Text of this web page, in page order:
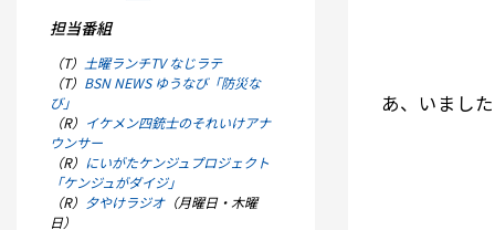
担当番組
（T） 土曜ランチTV なじラテ
（T） BSN NEWS ゆうなび「防災な
び」
（R） イケメン四銃士のそれいけアナ
ウンサー
（R） にいがたケンジュプロジェクト
「ケンジュがダイジ」
（R） 夕やけラジオ（月曜日・木曜
日）
あ、いまし